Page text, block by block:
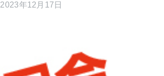
2023年12月17日